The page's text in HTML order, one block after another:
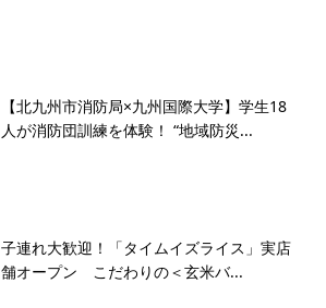
【北九州市消防局×九州国際大学】学生18
人が消防団訓練を体験！ “地域防災...
子連れ大歓迎！「タイムイズライス」実店
舗オープン こだわりの＜玄米バ...